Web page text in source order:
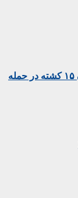
مقامات غزه می‌گویند چهار روزنامه‌نگار در میان ۱۵ کشته در حمله